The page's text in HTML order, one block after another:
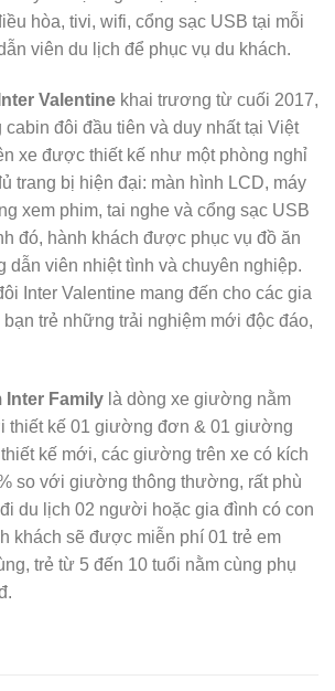
hòa, tivi, wifi, cổng sạc USB tại mỗi
viên du lịch để phục vụ du khách.
Valentine khai trương từ cuối 2017,
đôi đầu tiên và duy nhất tại Việt
xe được thiết kế như một phòng nghỉ
trang bị hiện đại: màn hình LCD, máy
xem phim, tai nghe và cổng sạc USB
đó, hành khách được phục vụ đồ ăn
dẫn viên nhiệt tình và chuyên nghiệp.
Inter Valentine mang đến cho các gia
trẻ những trải nghiệm mới độc đáo,
Inter Family là dòng xe giường nằm
thiết kế 01 giường đơn & 01 giường
kế mới, các giường trên xe có kích
so với giường thông thường, rất phù
du lịch 02 người hoặc gia đình có con
khách sẽ được miễn phí 01 trẻ em
trẻ từ 5 đến 10 tuổi nằm cùng phụ